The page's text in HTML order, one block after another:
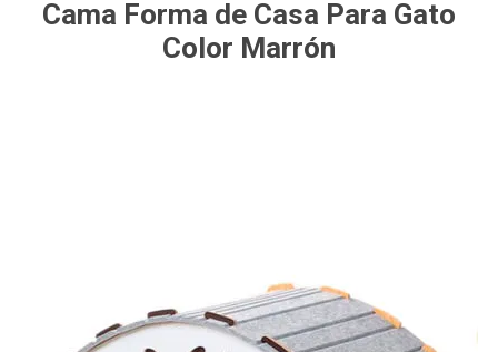
Cama Forma de Casa Para Gato
Color Marrón